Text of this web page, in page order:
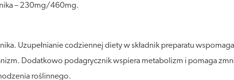
– 230mg/460mg.
Uzupełnianie codziennej diety w składnik preparatu
Dodatkowo podagrycznik wspiera metabolizm i pomaga
roślinnego.